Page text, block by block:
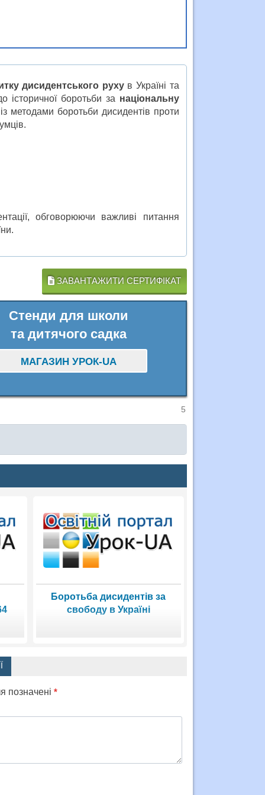
дисидентського рухув Україні та
історичної боротьби за національну
методами боротьби дисидентів проти
обговорюючи важливі питання
ЗАВАНТАЖИТИ СЕРТИФІКАТ
Стенди для школи
та дитячого садка
МАГАЗИН УРОК-UA
5
Боротьба дисидентів за
свободу в Україні
позначені *